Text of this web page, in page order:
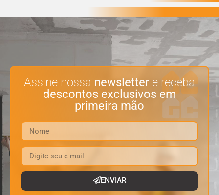
Assine nossa newsletter e receba
descontos exclusivos em
primeira mão
ENVIAR